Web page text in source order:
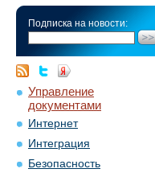
Подписка на новости:
Управление
документами
Интернет
Интеграция
Безопасность